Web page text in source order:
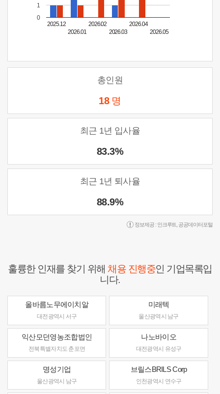
2025.12
2026.01
2026.02
2026.03
2026.04
2026.05
0
1
총인원
18 명
최근 1년 입사율
83.3%
최근 1년 퇴사율
88.9%
정보제공 : 인크루트 공공데이터포털
훌륭한 인재를 찾기 위해채용 진행중인 기업목록입
니다.
올바름노무에이치알
대전광역시 서구
미래텍
울산광역시 남구
익산모던영농조합법인
전북특별자치도 춘포면
나노바이오
대전광역시 유성구
명성기업
울산광역시 남구
브릴스BRILS Corp
인천광역시 연수구